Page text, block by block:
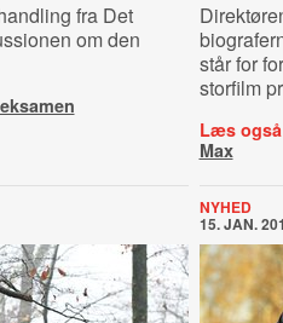
fra Det
om den
står for
storfilm
Læs
Max
NYHED
15. JAN.